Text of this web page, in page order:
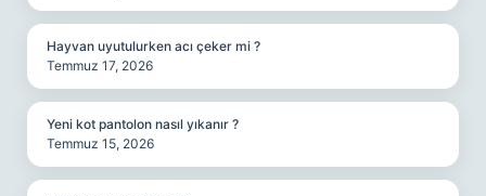
Hayvan uyutulurken acı çeker mi ?
Temmuz 17, 2026
Yeni kot pantolon nasıl yıkanır ?
Temmuz 15, 2026